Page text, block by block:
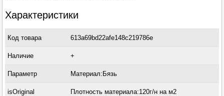
Характеристики
Код товара 613a69bd22afe148c219786e
Наличие +
Параметр Материал:Бязь
isOriginal Плотность материала:120г/н на м2